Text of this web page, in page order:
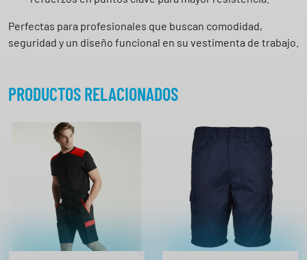
c
i
d
Perfectas para profesionales que buscan comodidad,
seguridad y un diseño funcional en su vestimenta de trabajo.
PRODUCTOS RELACIONADOS